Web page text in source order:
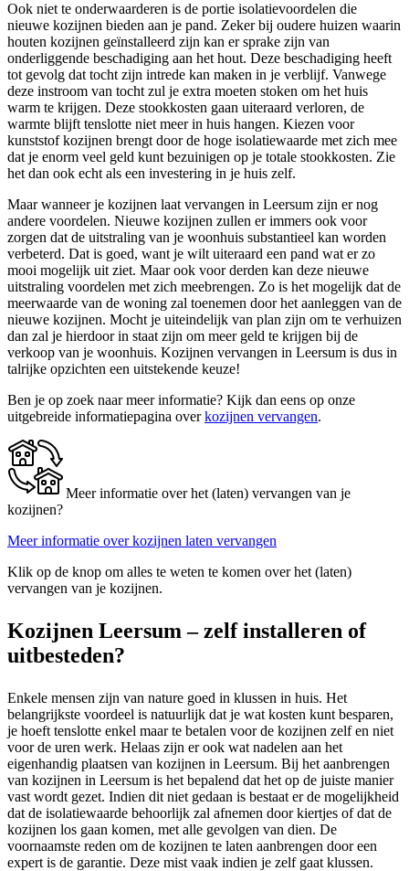
Ook niet te onderwaarderen is de portie isolatievoordelen die
nieuwe kozijnen bieden aan je pand. Zeker bij oudere huizen waarin
houten kozijnen geïnstalleerd zijn kan er sprake zijn van
onderliggende beschadiging aan het hout. Deze beschadiging heeft
tot gevolg dat tocht zijn intrede kan maken in je verblijf. Vanwege
deze instroom van tocht zul je extra moeten stoken om het huis
warm te krijgen. Deze stookkosten gaan uiteraard verloren, de
warmte blijft tenslotte niet meer in huis hangen. Kiezen voor
kunststof kozijnen brengt door de hoge isolatiewaarde met zich mee
dat je enorm veel geld kunt bezuinigen op je totale stookkosten. Zie
het dan ook echt als een investering in je huis zelf.
Maar wanneer je kozijnen laat vervangen in Leersum zijn er nog
andere voordelen. Nieuwe kozijnen zullen er immers ook voor
zorgen dat de uitstraling van je woonhuis substantieel kan worden
verbeterd. Dat is goed, want je wilt uiteraard een pand wat er zo
mooi mogelijk uit ziet. Maar ook voor derden kan deze nieuwe
uitstraling voordelen met zich meebrengen. Zo is het mogelijk dat de
meerwaarde van de woning zal toenemen door het aanleggen van de
nieuwe kozijnen. Mocht je uiteindelijk van plan zijn om te verhuizen
dan zal je hierdoor in staat zijn om meer geld te krijgen bij de
verkoop van je woonhuis. Kozijnen vervangen in Leersum is dus in
talrijke opzichten een uitstekende keuze!
Ben je op zoek naar meer informatie? Kijk dan eens op onze
uitgebreide informatiepagina overkozijnen vervangen.
Meer informatie over het (laten) vervangen van je
kozijnen?
Meer informatie over kozijnen laten vervangen
Klik op de knop om alles te weten te komen over het (laten)
vervangen van je kozijnen.
Kozijnen Leersum – zelf installeren of
uitbesteden?
Enkele mensen zijn van nature goed in klussen in huis. Het
belangrijkste voordeel is natuurlijk dat je wat kosten kunt besparen,
je hoeft tenslotte enkel maar te betalen voor de kozijnen zelf en niet
voor de uren werk. Helaas zijn er ook wat nadelen aan het
eigenhandig plaatsen van kozijnen in Leersum. Bij het aanbrengen
van kozijnen in Leersum is het bepalend dat het op de juiste manier
vast wordt gezet. Indien dit niet gedaan is bestaat er de mogelijkheid
dat de isolatiewaarde behoorlijk zal afnemen door kiertjes of dat de
kozijnen los gaan komen, met alle gevolgen van dien. De
voornaamste reden om de kozijnen te laten aanbrengen door een
expert is de garantie. Deze mist vaak indien je zelf gaat klussen.